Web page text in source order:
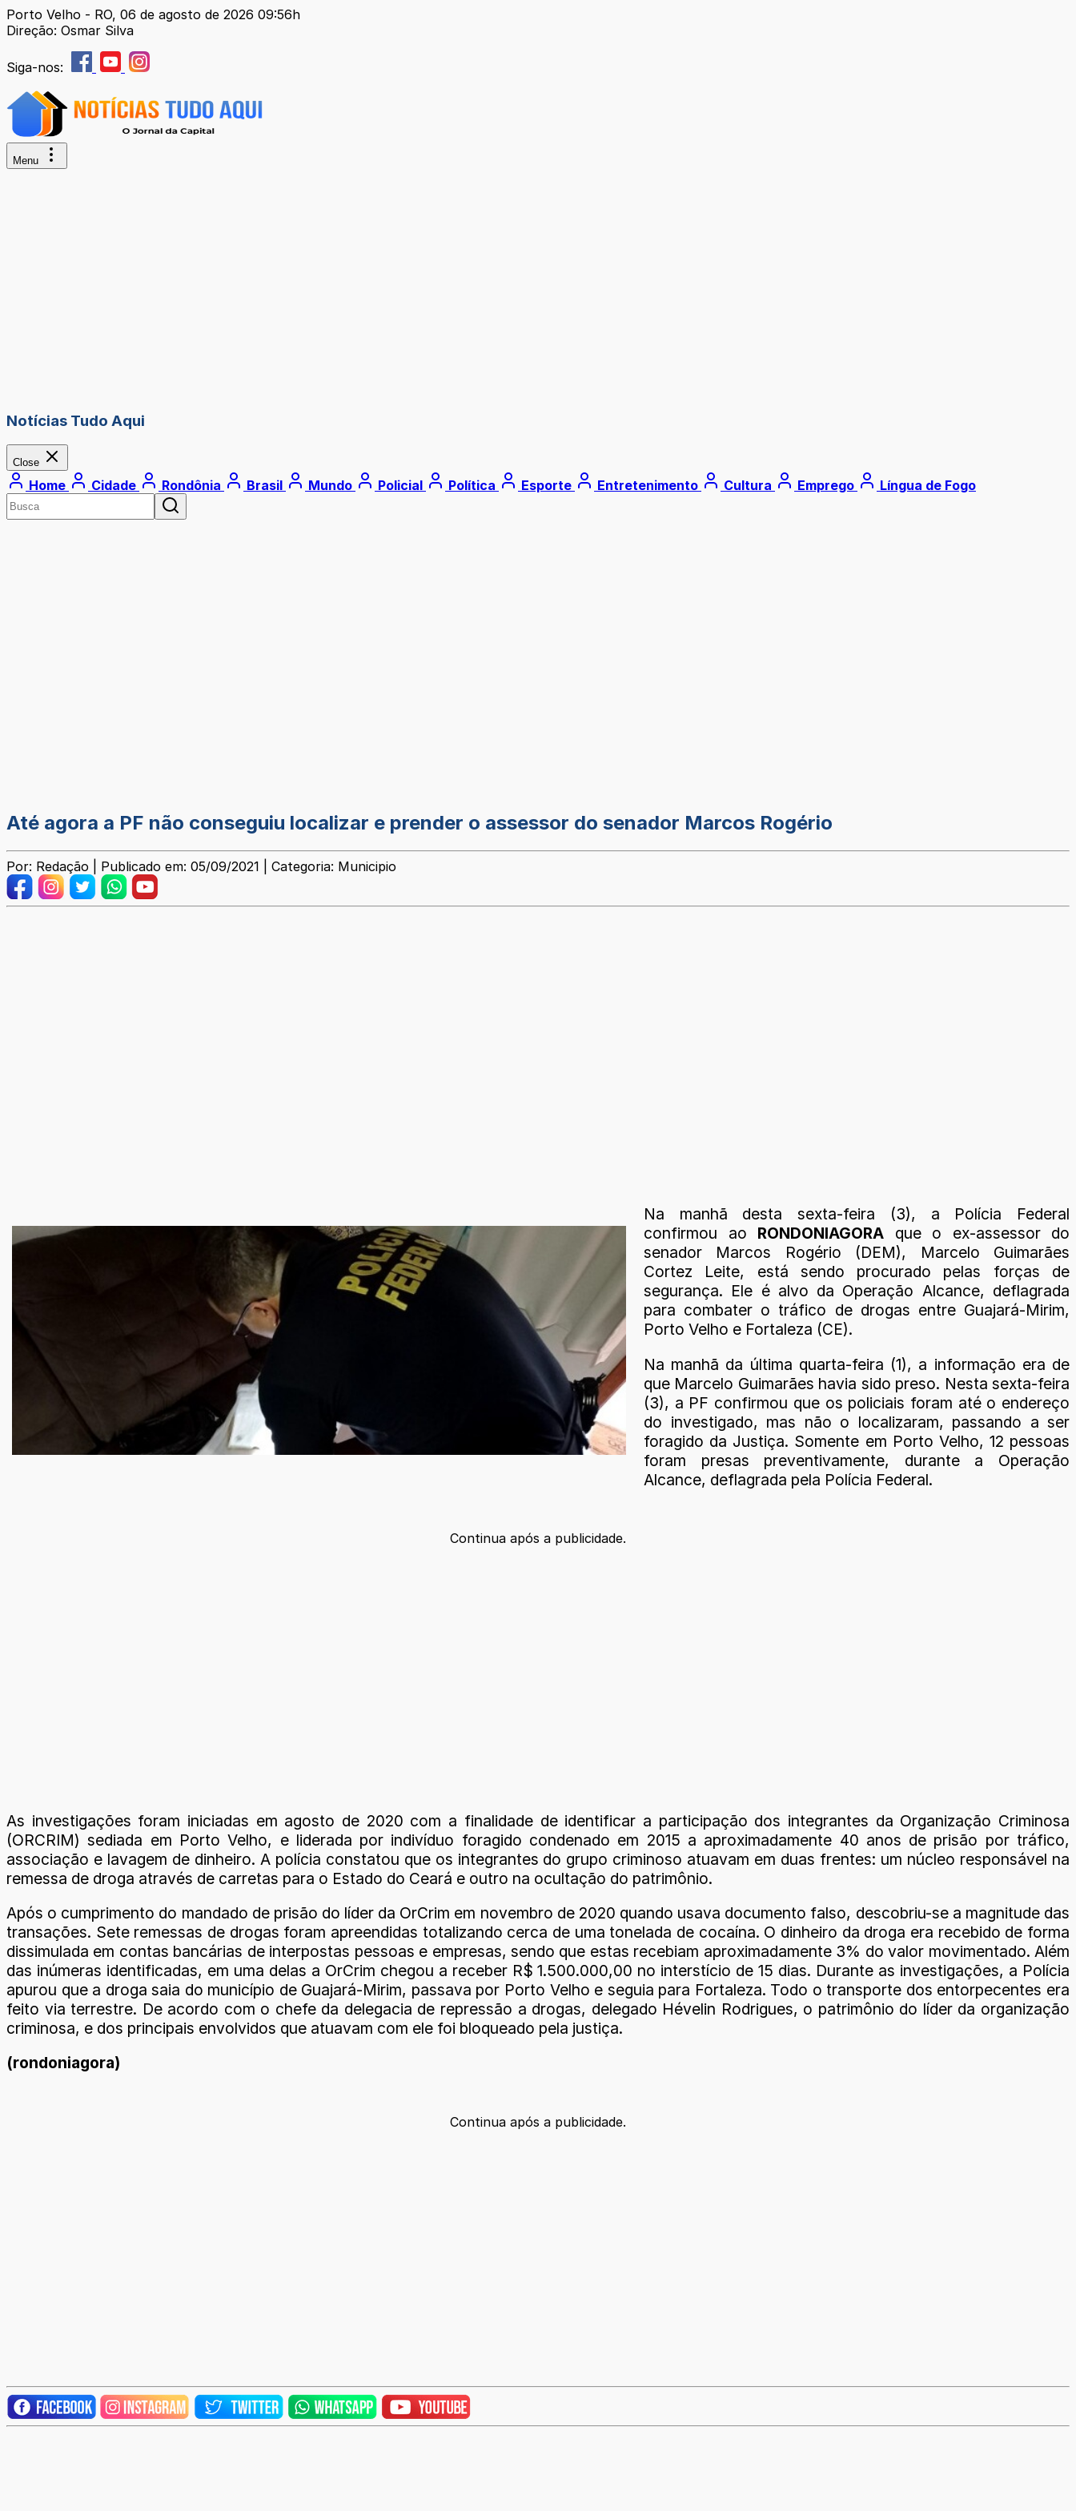
Porto Velho - RO, 06 de agosto de 2026 09:56h
Direção: Osmar Silva
Siga-nos:
Menu
Notícias Tudo Aqui
Close
Home Cidade Rondônia Brasil Mundo Policial Política Esporte Entretenimento Cultura Emprego Língua de Fogo
Até agora a PF não conseguiu localizar e prender o assessor do senador Marcos Rogério
Por: Redação | Publicado em: 05/09/2021 | Categoria: Municipio
Na manhã desta sexta-feira (3), a Polícia Federal
confirmou ao RONDONIAGORA que o ex-assessor do
senador Marcos Rogério (DEM), Marcelo Guimarães
Cortez Leite, está sendo procurado pelas forças de
segurança. Ele é alvo da Operação Alcance, deflagrada
para combater o tráfico de drogas entre Guajará-Mirim,
Porto Velho e Fortaleza (CE).
Na manhã da última quarta-feira (1), a informação era de
que Marcelo Guimarães havia sido preso. Nesta sexta-feira
(3), a PF confirmou que os policiais foram até o endereço
do investigado, mas não o localizaram, passando a ser
foragido da Justiça. Somente em Porto Velho, 12 pessoas
foram presas preventivamente, durante a Operação
Alcance, deflagrada pela Polícia Federal.
Continua após a publicidade.
As investigações foram iniciadas em agosto de 2020 com a finalidade de identificar a participação dos integrantes da Organização Criminosa
(ORCRIM) sediada em Porto Velho, e liderada por indivíduo foragido condenado em 2015 a aproximadamente 40 anos de prisão por tráfico,
associação e lavagem de dinheiro. A polícia constatou que os integrantes do grupo criminoso atuavam em duas frentes: um núcleo responsável na
remessa de droga através de carretas para o Estado do Ceará e outro na ocultação do patrimônio.
Após o cumprimento do mandado de prisão do líder da OrCrim em novembro de 2020 quando usava documento falso, descobriu-se a magnitude das
transações. Sete remessas de drogas foram apreendidas totalizando cerca de uma tonelada de cocaína. O dinheiro da droga era recebido de forma
dissimulada em contas bancárias de interpostas pessoas e empresas, sendo que estas recebiam aproximadamente 3% do valor movimentado. Além
das inúmeras identificadas, em uma delas a OrCrim chegou a receber R$ 1.500.000,00 no interstício de 15 dias. Durante as investigações, a Polícia
apurou que a droga saia do município de Guajará-Mirim, passava por Porto Velho e seguia para Fortaleza. Todo o transporte dos entorpecentes era
feito via terrestre. De acordo com o chefe da delegacia de repressão a drogas, delegado Hévelin Rodrigues, o patrimônio do líder da organização
criminosa, e dos principais envolvidos que atuavam com ele foi bloqueado pela justiça.
(rondoniagora)
Continua após a publicidade.